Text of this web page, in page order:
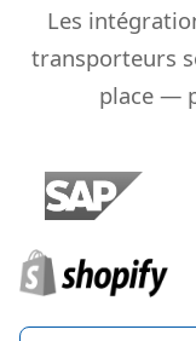
Les
transporteurs
place —